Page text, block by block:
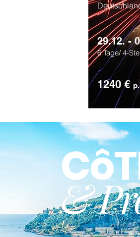
29.12. -
6 Tage/ 4-
1240 €
&